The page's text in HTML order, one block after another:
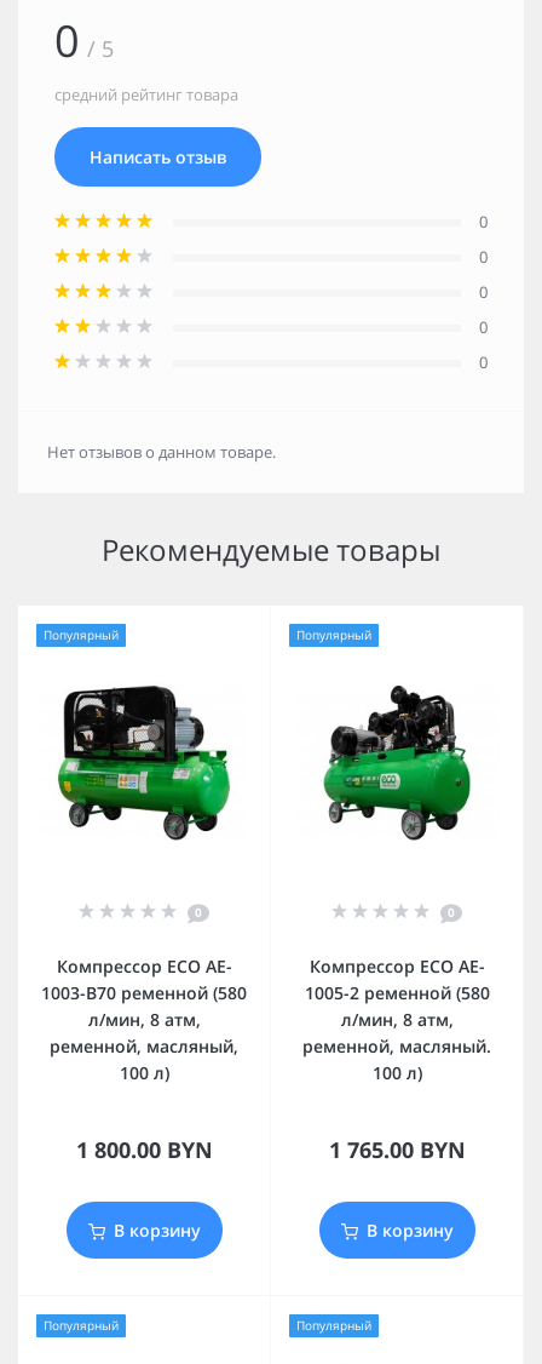
0 / 5
средний рейтинг товара
Написать отзыв
0
0
0
0
0
Нет отзывов о данном товаре.
Рекомендуемые товары
Популярный
0
Компрессор ECO AE-
1003-B70 ременной (580
л/мин, 8 атм,
ременной, масляный,
100 л)
1 800.00 BYN
В корзину
Популярный
0
Компрессор ECO AE-
1005-2 ременной (580
л/мин, 8 атм,
ременной, масляный.
100 л)
1 765.00 BYN
В корзину
Популярный Популярный